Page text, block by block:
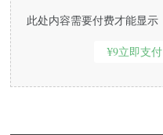
此处内容需要付费才能显示
¥9立即支付